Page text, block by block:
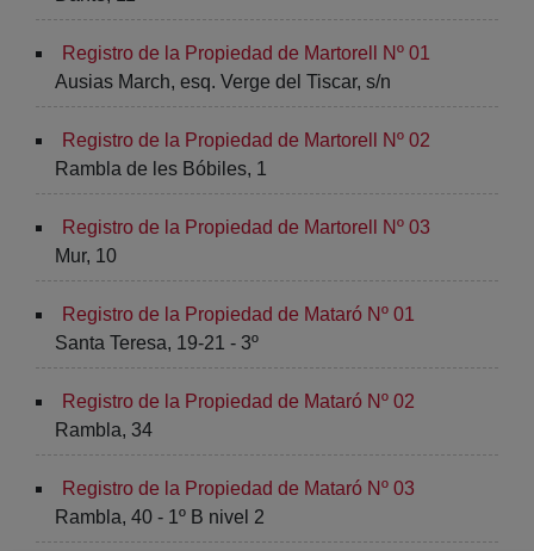
Registro de la Propiedad de Martorell Nº 01
Ausias March, esq. Verge del Tiscar, s/n
Registro de la Propiedad de Martorell Nº 02
Rambla de les Bóbiles, 1
Registro de la Propiedad de Martorell Nº 03
Mur, 10
Registro de la Propiedad de Mataró Nº 01
Santa Teresa, 19-21 - 3º
Registro de la Propiedad de Mataró Nº 02
Rambla, 34
Registro de la Propiedad de Mataró Nº 03
Rambla, 40 - 1º B nivel 2